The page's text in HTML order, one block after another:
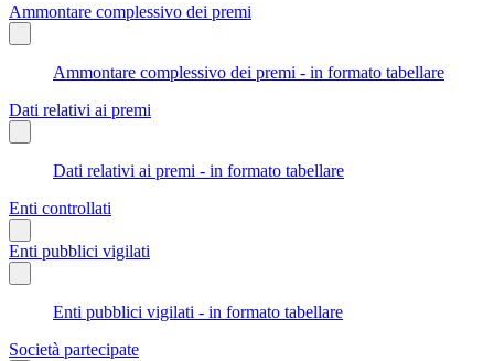
Ammontare complessivo dei premi
Ammontare complessivo dei premi - in formato tabellare
Dati relativi ai premi
Dati relativi ai premi - in formato tabellare
Enti controllati
Enti pubblici vigilati
Enti pubblici vigilati - in formato tabellare
Società partecipate